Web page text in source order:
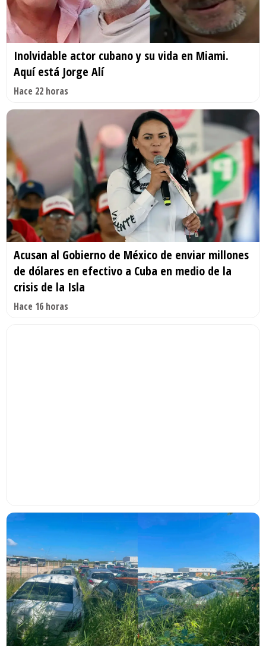
Inolvidable actor cubano y su vida en Miami.
Aquí está Jorge Alí
Hace 22 horas
Acusan al Gobierno de México de enviar millones
de dólares en efectivo a Cuba en medio de la
crisis de la Isla
Hace 16 horas